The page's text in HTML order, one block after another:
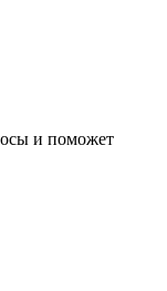
и поможет